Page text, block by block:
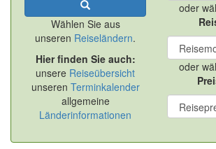
Wählen Sie aus
unseren Reiseländern.
Hier finden Sie auch:
unsere Reiseübersicht
unseren Terminkalender
allgemeine
Länderinformationen
oder
oder